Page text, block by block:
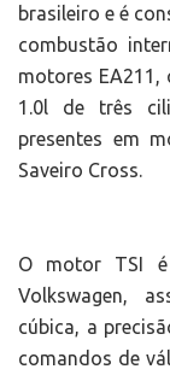
brasileiro e é
combustão
motores EA211,
1.0l de três
presentes em
Saveiro Cross.
O motor TSI
Volkswagen,
cúbica, a
comandos de